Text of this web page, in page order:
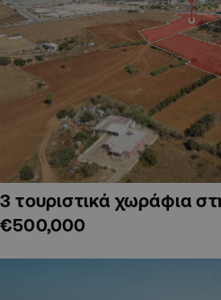
3 τουριστικά χωράφια
€500,000